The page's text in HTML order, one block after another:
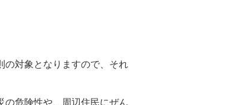
の対象となりますので、それ
の危険性や、周辺住民にぜん